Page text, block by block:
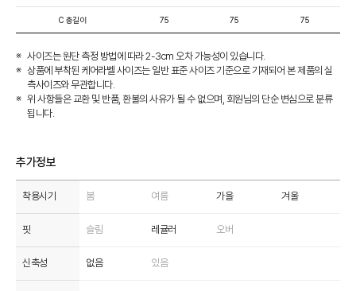
C 총길이 75 75 75
사이즈는 원단 측정 방법에 따라 2-3cm 오차 가능성이 있습니다.
상품에 부착된 케어라벨 사이즈는 일반 표준 사이즈 기준으로 기재되어 본 제품의 실
측사이즈와 무관합니다.
위 사항들은 교환 및 반품, 환불의 사유가 될 수 없으며, 회원님의 단순 변심으로 분류
됩니다.
추가정보
착용시기 봄 여름 가을 겨울
핏 슬림 레귤러 오버
신축성 없음 있음